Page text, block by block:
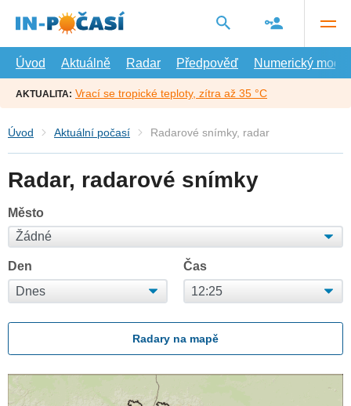
hlavní
Úvod
Aktuálně Radar Předpověď Numerický model
AKTUALITA: Vrací se tropické teploty, zítra až 35 °C
Úvod Aktuální počasí Radarové snímky, radar
Radar, radarové snímky
Město
Den Čas
Radary na mapě